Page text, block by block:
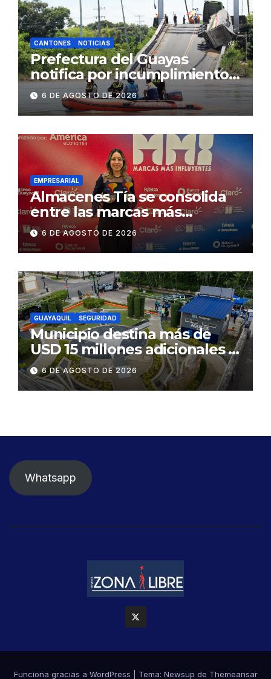
CANTONES NOTICIAS
Prefectura del Guayas
notifica por incumplimiento
contractual a la
Concesionaria CONORTE y
exige celeridad en
desmontaje del puente
Gonzalo Icaza Cornejo, en
Daule
6 DE AGOSTO DE 2026
EMPRESARIAL
Almacenes Tía se consolida
entre las marcas más
influyentes del Ecuador
6 DE AGOSTO DE 2026
GUAYAQUIL SEGURIDAD
Municipio destina más de
USD 15 millones adicionales a
SEGURA EP para fortalecer la
seguridad ciudadana
6 DE AGOSTO DE 2026
Whatsapp
Funciona gracias a WordPress Tema: Newsup de Themeansar